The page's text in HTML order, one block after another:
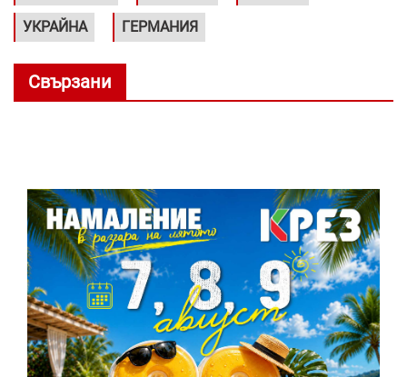
УКРАЙНА ГЕРМАНИЯ
Свързани